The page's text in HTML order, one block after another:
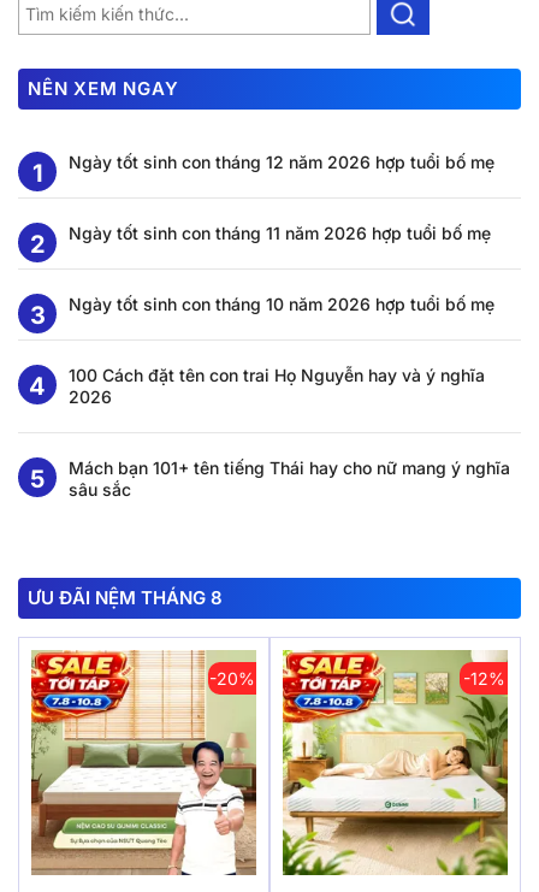
NÊN XEM NGAY
Ngày tốt sinh con tháng 12 năm 2026 hợp tuổi bố mẹ
Ngày tốt sinh con tháng 11 năm 2026 hợp tuổi bố mẹ
Ngày tốt sinh con tháng 10 năm 2026 hợp tuổi bố mẹ
100 Cách đặt tên con trai Họ Nguyễn hay và ý nghĩa
2026
Mách bạn 101+ tên tiếng Thái hay cho nữ mang ý nghĩa
sâu sắc
ƯU ĐÃI NỆM THÁNG 8
-20% -12%